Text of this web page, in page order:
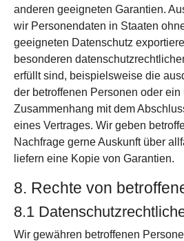
anderen geeigneten Garantien.
wir Personen­daten in Staaten
geeigneten Daten­schutz
besonderen
erfüllt sind, beispiels­weise die
der betroffenen Personen oder ein
Zusammen­hang mit dem
eines Vertrages. Wir geben
Nachfrage gerne Auskunft über
liefern eine Kopie von Garantien.
8. Rechte von
8.1
Wir gewähren betroffenen